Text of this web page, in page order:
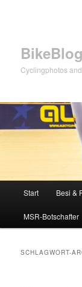
Cyclingphotos
Start Besi &
MSR-Botschafter
SCHLAGWORT-